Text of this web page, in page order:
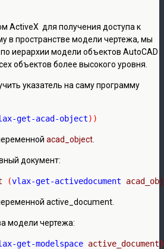
ActiveX для получения доступа к
в пространстве модели чертежа, мы
иерархии модели объектов AutoCAD
объектов более высокого уровня.
указатель на саму программу
get-acad-object))
acad_object
документ:
(vlax-get-activedocument
active_document.
модели чертежа:
get-modelspace active_document